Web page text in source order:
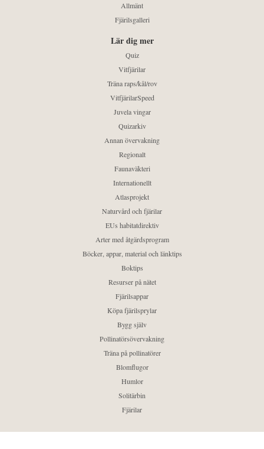
Allmänt
Fjärilsgalleri
Lär dig mer
Quiz
Vitfjärilar
Träna raps/kål/rov
VitfjärilarSpeed
Juvela vingar
Quizarkiv
Annan övervakning
Regionalt
Faunaväkteri
Internationellt
Atlasprojekt
Naturvård och fjärilar
EUs habitatdirektiv
Arter med åtgärdsprogram
Böcker, appar, material och länktips
Boktips
Resurser på nätet
Fjärilsappar
Köpa fjärilsprylar
Bygg själv
Pollinatörsövervakning
Träna på pollinatörer
Blomflugor
Humlor
Solitärbin
Fjärilar